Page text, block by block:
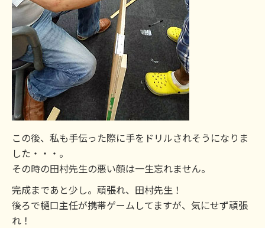
この後、私も手伝った際に手をドリルされそうになりま
した・・・。
その時の田村先生の悪い顔は一生忘れません。
完成まであと少し。頑張れ、田村先生！
後ろで樋口主任が携帯ゲームしてますが、気にせず頑張
れ！